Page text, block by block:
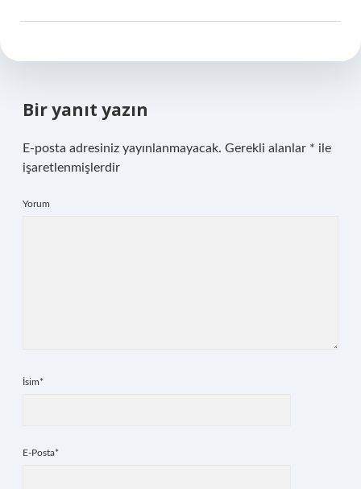
Bir yanıt yazın
E-posta adresiniz yayınlanmayacak. Gerekli alanlar * ile
işaretlenmişlerdir
Yorum
İsim*
E-Posta*